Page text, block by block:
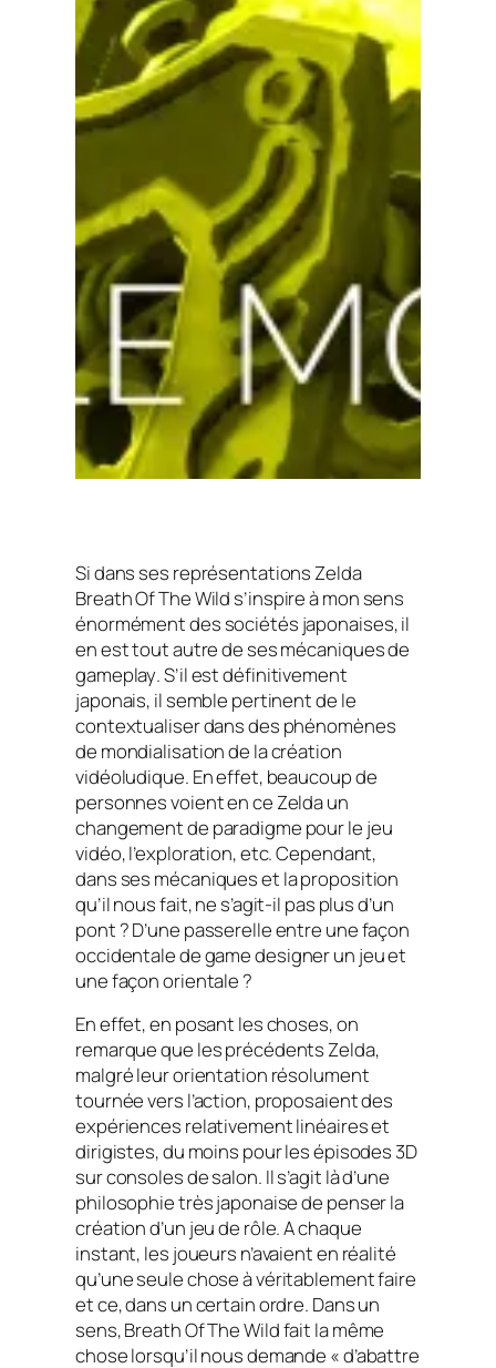
Si dans ses représentations Zelda
Breath Of The Wild s’inspire à mon sens
énormément des sociétés japonaises, il
en est tout autre de ses mécaniques de
gameplay. S’il est définitivement
japonais, il semble pertinent de le
contextualiser dans des phénomènes
de mondialisation de la création
vidéoludique. En effet, beaucoup de
personnes voient en ce Zelda un
changement de paradigme pour le jeu
vidéo, l’exploration, etc. Cependant,
dans ses mécaniques et la proposition
qu’il nous fait, ne s’agit-il pas plus d’un
pont ? D’une passerelle entre une façon
occidentale degame designerun jeu et
une façon orientale ?
En effet, en posant les choses, on
remarque que les précédents Zelda,
malgré leur orientation résolument
tournée vers l’action, proposaient des
expériences relativement linéaires et
dirigistes, du moins pour les épisodes 3D
sur consoles de salon. Il s’agit là d’une
philosophie très japonaise de penser la
création d’un jeu de rôle. A chaque
instant, les joueurs n’avaient en réalité
qu’une seule chose à véritablement faire
et ce, dans un certain ordre. Dans un
sens,Breath Of The Wildfait la même
chose lorsqu’il nous demande « d’abattre